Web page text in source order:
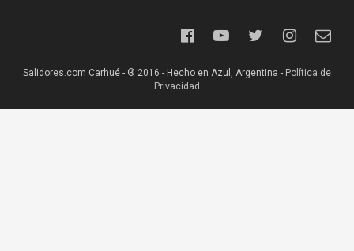
Salidores.com Carhué - ® 2016 - Hecho en Azul, Argentina - Política de
Privacidad